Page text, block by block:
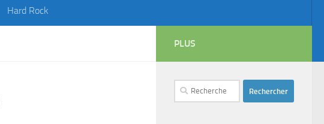
Hard Rock
PLUS
Rechercher :